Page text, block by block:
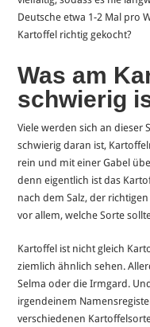
Deutsche etwa 1-2 Mal pro
Kartoffel richtig gekocht?
Was am
schwierig
Viele werden sich an dieser
schwierig daran ist,
rein und mit einer Gabel
denn eigentlich ist das
nach dem Salz, der
vor allem, welche Sorte
Kartoffel ist nicht gleich
ziemlich ähnlich sehen.
Selma oder die Irmgard.
irgendeinem
verschiedenen